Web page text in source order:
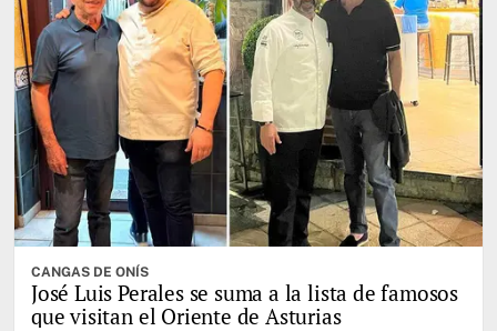
CANGAS DE ONÍS
José Luis Perales se suma a la lista de famosos
que visitan el Oriente de Asturias